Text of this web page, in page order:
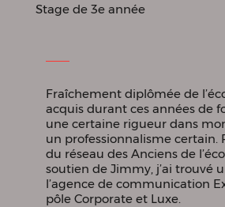
Stage de 3e année
Fraîchement diplômée de
acquis durant ces années de
une certaine rigueur dans
un professionnalisme certain.
du réseau des Anciens de
soutien de Jimmy, j’ai trouvé
l’agence de communication
pôle Corporate et Luxe.